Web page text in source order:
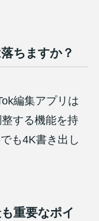
ちますか？
編集アプリは
する機能を持
も4K書き出し
重要なポイ